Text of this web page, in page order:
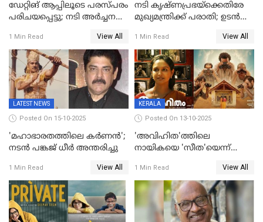
ഡേറ്റിങ് ആപ്പിലൂടെ പരസ്പരം
പരിചയപ്പെട്ടു; നടി അർച്ചന
1 Min Read View All
നടി കൃഷ്ണപ്രഭയ്‌ക്കെതിരേ
മുഖ്യമന്ത്രിക്ക് പരാതി; ഉടൻ
പരാതിയിൽ
1 Min Read View All
LATEST NEWS
Posted On 15-10-2025
'മഹാഭാരതത്തിലെ കർണന്‍';
നടൻ പങ്കജ് ധീർ അന്തരിച്ചു
1 Min Read View All
KERALA
Posted On 13-10-2025
'അവിഹിത'ത്തിലെ
നായികയെ 'സീത'യെന്ന്
ബോർഡ്
1 Min Read View All